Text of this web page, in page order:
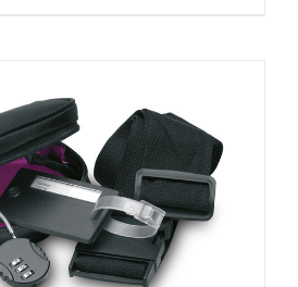
Las
opciones
se
pueden
elegir
en
la
página